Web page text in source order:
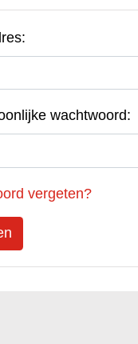
wachtwoord:
vergeten?